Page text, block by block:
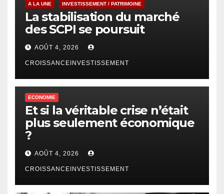
A LA UNE INVESTISSEMENT / PATRIMOINE
La stabilisation du marché
des SCPI se poursuit
AOÛT 4, 2026
CROISSANCEINVESTISSEMENT
ECONOMIE
Et si la véritable crise n’était
plus seulement économique
?
AOÛT 4, 2026
CROISSANCEINVESTISSEMENT